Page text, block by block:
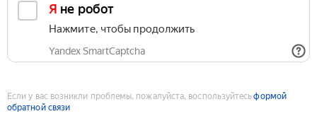
Я не робот
Нажмите, чтобы продолжить
Yandex SmartCaptcha
Если у вас возникли проблемы, пожалуйста, воспользуйтесьформой
обратной связи